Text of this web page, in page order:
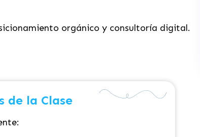
orgánico y consultoría digital.
de la Clase